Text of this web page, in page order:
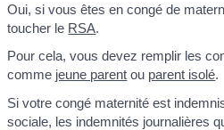
Oui, si vous êtes en congé de
toucher le RSA.
Pour cela, vous devez remplir les
comme jeune parent ou parent isolé.
Si votre congé maternité est
sociale, les indemnités journalières